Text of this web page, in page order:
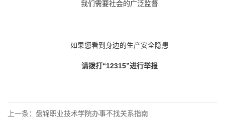
我们需要社会的广泛监督
如果您看到身边的生产安全隐患
请拨打“12315”进行举报
上一条： 盘锦职业技术学院办事不找关系指南